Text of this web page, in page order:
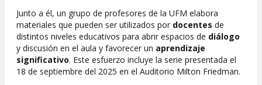
Junto a él, un grupo de profesores de la UFM elabora
materiales que pueden ser utilizados por docentes de
distintos niveles educativos para abrir espacios de diálogo
y discusión en el aula y favorecer un aprendizaje
significativo. Este esfuerzo incluye la serie presentada el
18 de septiembre del 2025 en el Auditorio Milton Friedman.